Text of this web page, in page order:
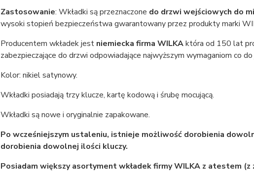
Zastosowanie: Wkładki są przeznaczone do drzwi wejściowych do
wysoki stopień bezpieczeństwa gwarantowany przez produkty marki
Producentem wkładek jest niemiecka firma WILKAktóra od 150 lat
zabezpieczające do drzwi odpowiadające najwyższym wymaganiom co
Kolor: nikiel satynowy.
Wkładki posiadają trzy klucze, kartę kodową i śrubę mocującą.
Wkładki są nowe i oryginalnie zapakowane.
Po wcześniejszym ustaleniu, istnieje możliwość dorobienia
dorobienia dowolnej ilości kluczy.
Posiadam większy asortyment wkładek firmyWILKA z atestem (z